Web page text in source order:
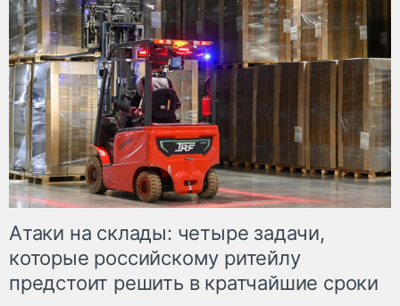
Атаки на склады: четыре задачи,
которые российскому ритейлу
предстоит решить в кратчайшие сроки